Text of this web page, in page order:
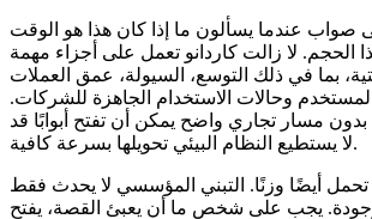
صواب عندما يسألون ما إذا كان هذا هو الوقت
الحجم. لا زالت كاردانو تعمل على أجزاء مهمة
بما في ذلك التوسع، السيولة، عمق العملات
وحالات الاستخدام الجاهزة للشركات.
مسار تجاري واضح يمكن أن تفتح أبوابًا قد
لا يستطيع النظام البيئي تحويلها بسرعة كافية.
أيضًا وزنًا. التبني المؤسسي لا يحدث فقط
يجب على شخص ما أن يعبئ القصة، يفتح